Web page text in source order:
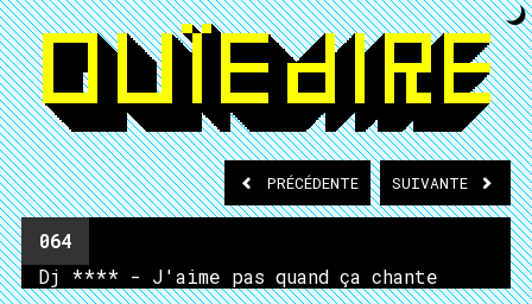
PRÉCÉDENTE SUIVANTE
064
Dj **** - J'aime pas quand ça chante